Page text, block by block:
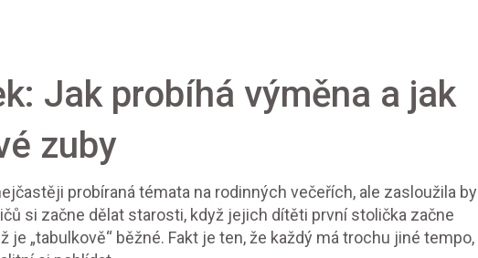
Jak probíhá výměna a jak
zuby
probíraná témata na rodinných večeřích, ale zasloužila by
si začne dělat starosti, když jejich dítěti první stolička začne
je „tabulkově“ běžné. Fakt je ten, že každý má trochu jiné tempo,